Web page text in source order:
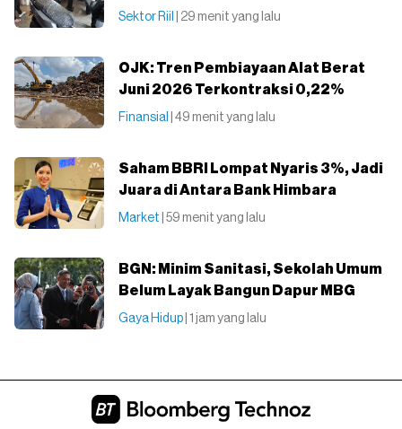
Sektor Riil | 29 menit yang lalu
OJK: Tren Pembiayaan Alat Berat
Juni 2026 Terkontraksi 0,22%
Finansial | 49 menit yang lalu
Saham BBRI Lompat Nyaris 3%, Jadi
Juara di Antara Bank Himbara
Market | 59 menit yang lalu
BGN: Minim Sanitasi, Sekolah Umum
Belum Layak Bangun Dapur MBG
Gaya Hidup | 1 jam yang lalu